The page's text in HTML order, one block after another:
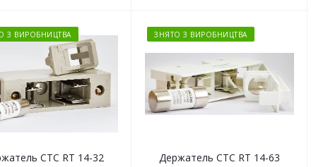
З ВИРОБНИЦТВА
СТС RT 14-32
ЗНЯТО З ВИРОБНИЦТВА
Держатель СТС RT 14-63